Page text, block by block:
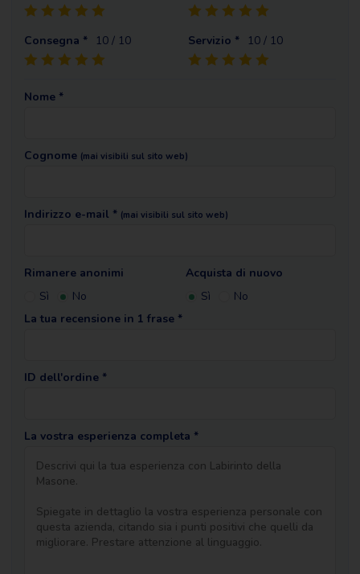
Consegna * 10 / 10 Servizio * 10 / 10
Nome *
Cognome (mai visibili sul sito web)
Indirizzo e-mail * (mai visibili sul sito web)
Rimanere anonimi
Sì
No
Acquista di nuovo
Sì
No
La tua recensione in 1 frase *
ID dell'ordine *
La vostra esperienza completa *